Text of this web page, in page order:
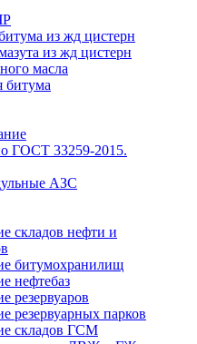
из жд цистерн
из жд цистерн
масла
битума
ГОСТ 33259-2015.
АЗС
складов нефти и
битумохранилищ
нефтебаз
резервуаров
резервуарных парков
складов ГСМ